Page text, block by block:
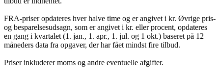
FRA-priser opdateres hver halve time og er angivet i kr. Øvrige pris-
og besparelsesudsagn, som er angivet i kr. eller procent, opdateres
en gang i kvartalet (1. jan., 1. apr., 1. jul. og 1 okt.) baseret på 12
måneders data fra opgaver, der har fået mindst fire tilbud.
Priser inkluderer moms og andre eventuelle afgifter.